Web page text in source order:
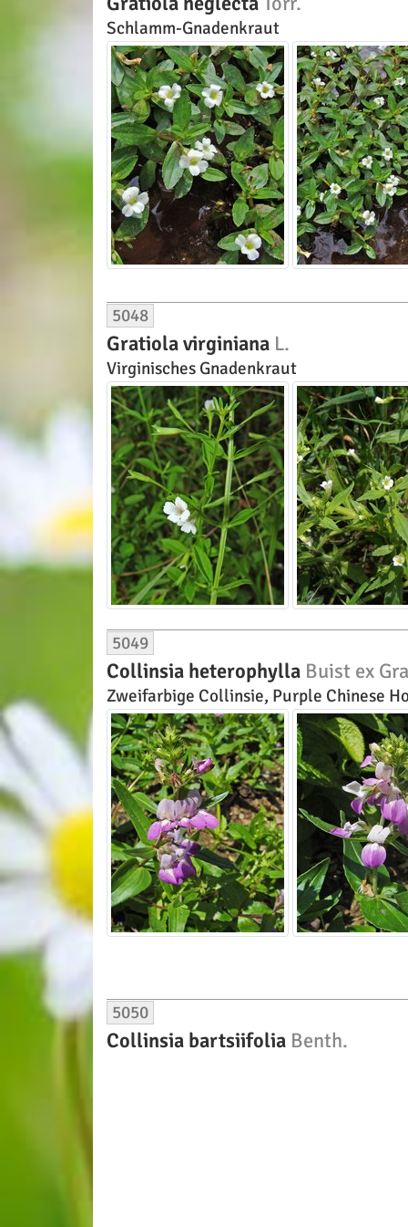
Schlamm-Gnadenkraut
5048
Gratiola virginiana L.
Virginisches Gnadenkraut
5049
Collinsia heterophylla Buist ex
Zweifarbige Collinsie, Purple Chinese
5050
Collinsia bartsiifolia Benth.